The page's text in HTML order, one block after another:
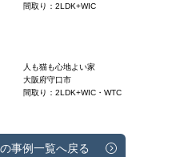
間取り：2LDK+WIC
人も猫も心地よい家
大阪府守口市
間取り：2LDK+WIC・WTC
事例一覧へ戻る